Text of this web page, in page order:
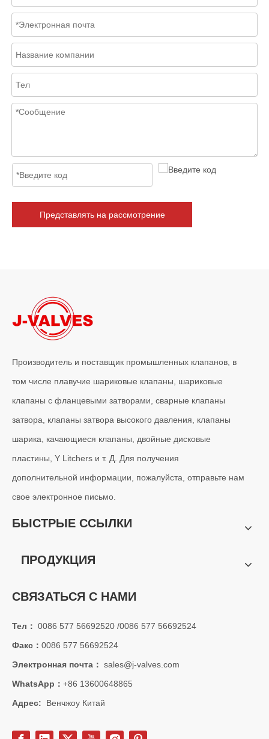
J-VALVES производитель кованых трехсоставных шаровых
2026-06-16
Как фильтры типа J-VALVES Y повышают долгосрочную надежность трубопровода
2026-06-16
J-VALVES профессиональный производитель электрических
Представлять на рассмотрение
Производитель и поставщик промышленных клапанов, в
том числе плавучие шариковые клапаны, шариковые
клапаны с фланцевыми затворами, сварные клапаны
затвора, клапаны затвора высокого давления, клапаны
шарика, качающиеся клапаны, двойные дисковые
пластины, Y Litchers и т. Д. Для получения
дополнительной информации, пожалуйста, отправьте нам
свое электронное письмо.
БЫСТРЫЕ ССЫЛКИ
ПРОДУКЦИЯ
СВЯЗАТЬСЯ С НАМИ
Тел： 0086 577 56692520 /0086 577 56692524
Факс： 0086 577 56692524
Электронная почта： sales@j-valves.com
WhatsApp： +86 13600648865
Адрес: Венчжоу Китай